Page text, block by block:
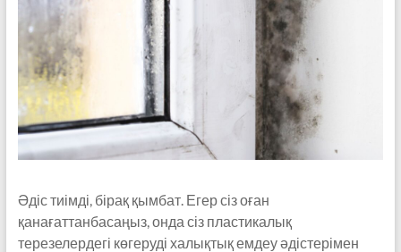
Әдіс тиімді, бірақ қымбат. Егер сіз оған
қанағаттанбасаңыз, онда сіз пластикалық
терезелердегі көгеруді халықтық емдеу әдістерімен